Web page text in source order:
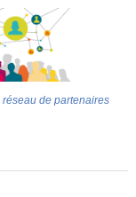
réseau de partenaires